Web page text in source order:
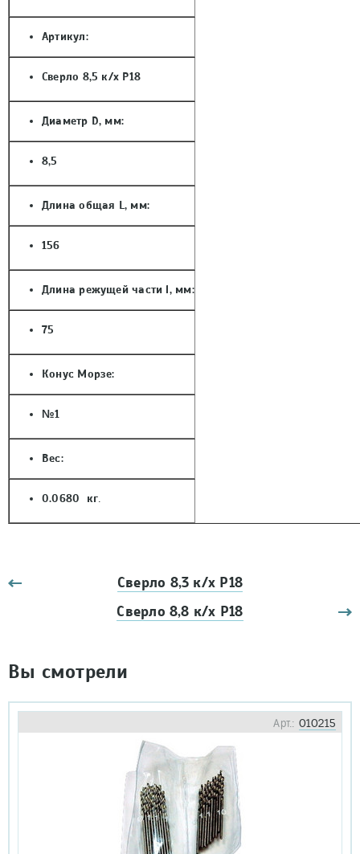
Артикул:
Сверло 8,5 к/х Р18
Диаметр D, мм:
8,5
Длина общая L, мм:
156
Длина режущей части l, мм:
75
Конус Морзе:
№1
Вес:
0.0680 кг.
Сверло 8,3 к/х Р18
Сверло 8,8 к/х Р18
Вы смотрели
Арт.: 010215